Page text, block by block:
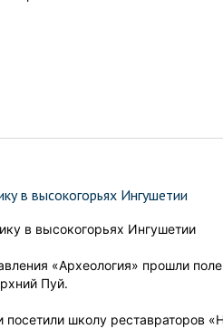
в высокогорьях Ингушетии
в высокогорьях Ингушетии
«Археология» прошли
Пуй.
школу реставраторов